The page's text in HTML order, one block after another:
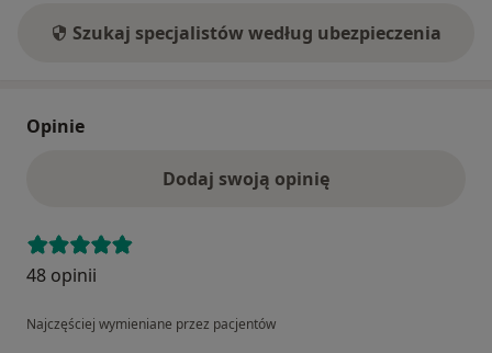
Szukaj specjalistów według ubezpieczenia
Opinie
Dodaj swoją opinię
48 opinii
Najczęściej wymieniane przez pacjentów